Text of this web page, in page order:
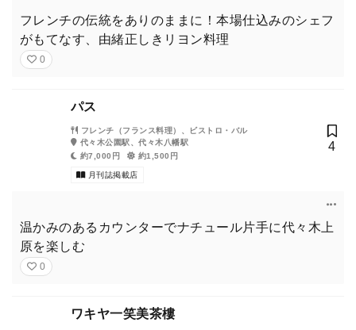
フレンチの伝統をありのままに！本場仕込みのシェフ
がもてなす、由緒正しきリヨン料理
0
パス
フレンチ（フランス料理）、ビストロ・バル
代々木公園駅、代々木八幡駅
約7,000円
約1,500円
月刊誌掲載店
4
温かみのあるカウンターでナチュール片手に代々木上
原を楽しむ
0
ワキヤ一笑美茶樓